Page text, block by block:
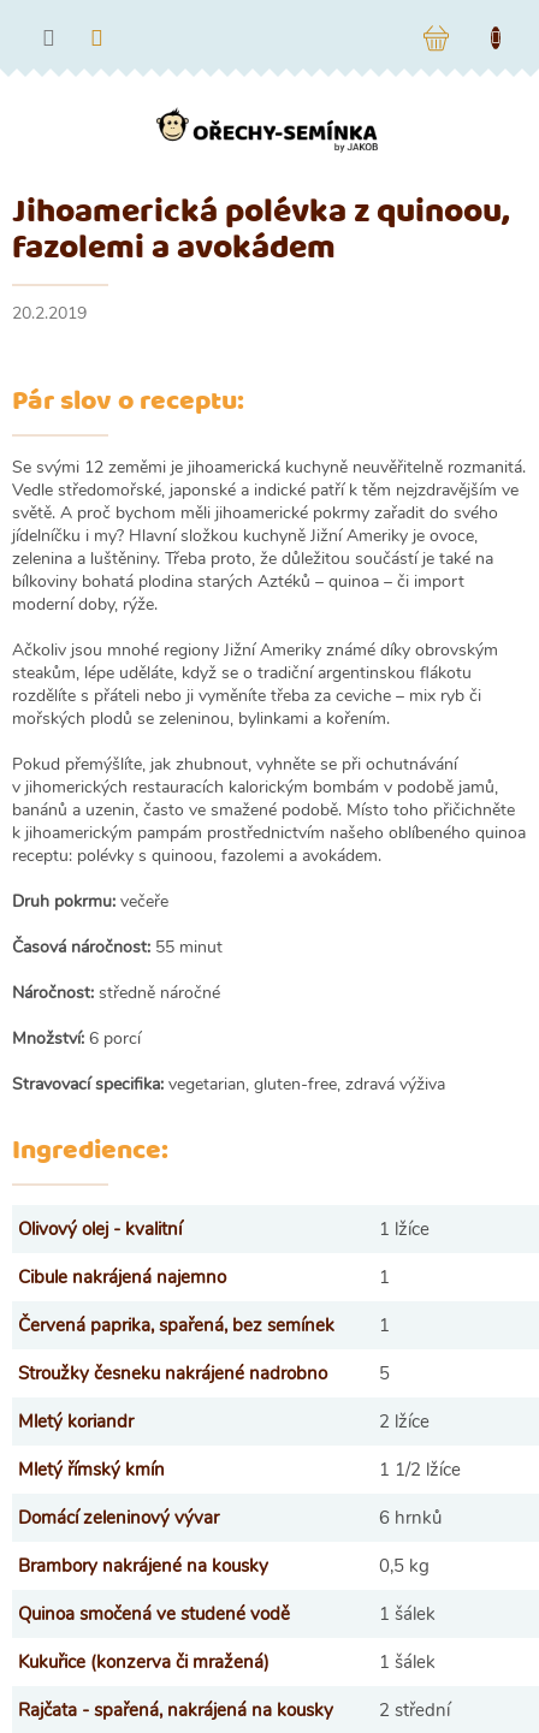
NÁKUPNÍ
Jihoamerická polévka z quinoou,
fazolemi a avokádem
20.2.2019
Pár slov o receptu:
Se svými 12 zeměmi je jihoamerická kuchyně neuvěřitelně rozmanitá.
Vedle středomořské, japonské a indické patří k těm nejzdravějším ve
světě. A proč bychom měli jihoamerické pokrmy zařadit do svého
jídelníčku i my? Hlavní složkou kuchyně Jižní Ameriky je ovoce,
zelenina a luštěniny. Třeba proto, že důležitou součástí je také na
bílkoviny bohatá plodina starých Aztéků – quinoa – či import
moderní doby, rýže.
Ačkoliv jsou mnohé regiony Jižní Ameriky známé díky obrovským
steakům, lépe uděláte, když se o tradiční argentinskou flákotu
rozdělíte s přáteli nebo ji vyměníte třeba za ceviche – mix ryb či
mořských plodů se zeleninou, bylinkami a kořením.
Pokud přemýšlíte, jak zhubnout, vyhněte se při ochutnávání
v jihomerických restauracích kalorickým bombám v podobě jamů,
banánů a uzenin, často ve smažené podobě. Místo toho přičichněte
k jihoamerickým pampám prostřednictvím našeho oblíbeného quinoa
receptu: polévky s quinoou, fazolemi a avokádem.
Druh pokrmu: večeře
Časová náročnost: 55 minut
Náročnost: středně náročné
Množství: 6 porcí
Stravovací specifika: vegetarian, gluten-free, zdravá výživa
Ingredience:
Olivový olej - kvalitní
1 lžíce
Cibule nakrájená najemno
1
Červená paprika, spařená, bez semínek
1
Stroužky česneku nakrájené nadrobno
5
Mletý koriandr
2 lžíce
Mletý římský kmín
1 1/2 lžíce
Domácí zeleninový vývar
6 hrnků
Brambory nakrájené na kousky
0,5 kg
Quinoa smočená ve studené vodě
1 šálek
Kukuřice (konzerva či mražená)
1 šálek
Rajčata - spařená, nakrájená na kousky
2 střední